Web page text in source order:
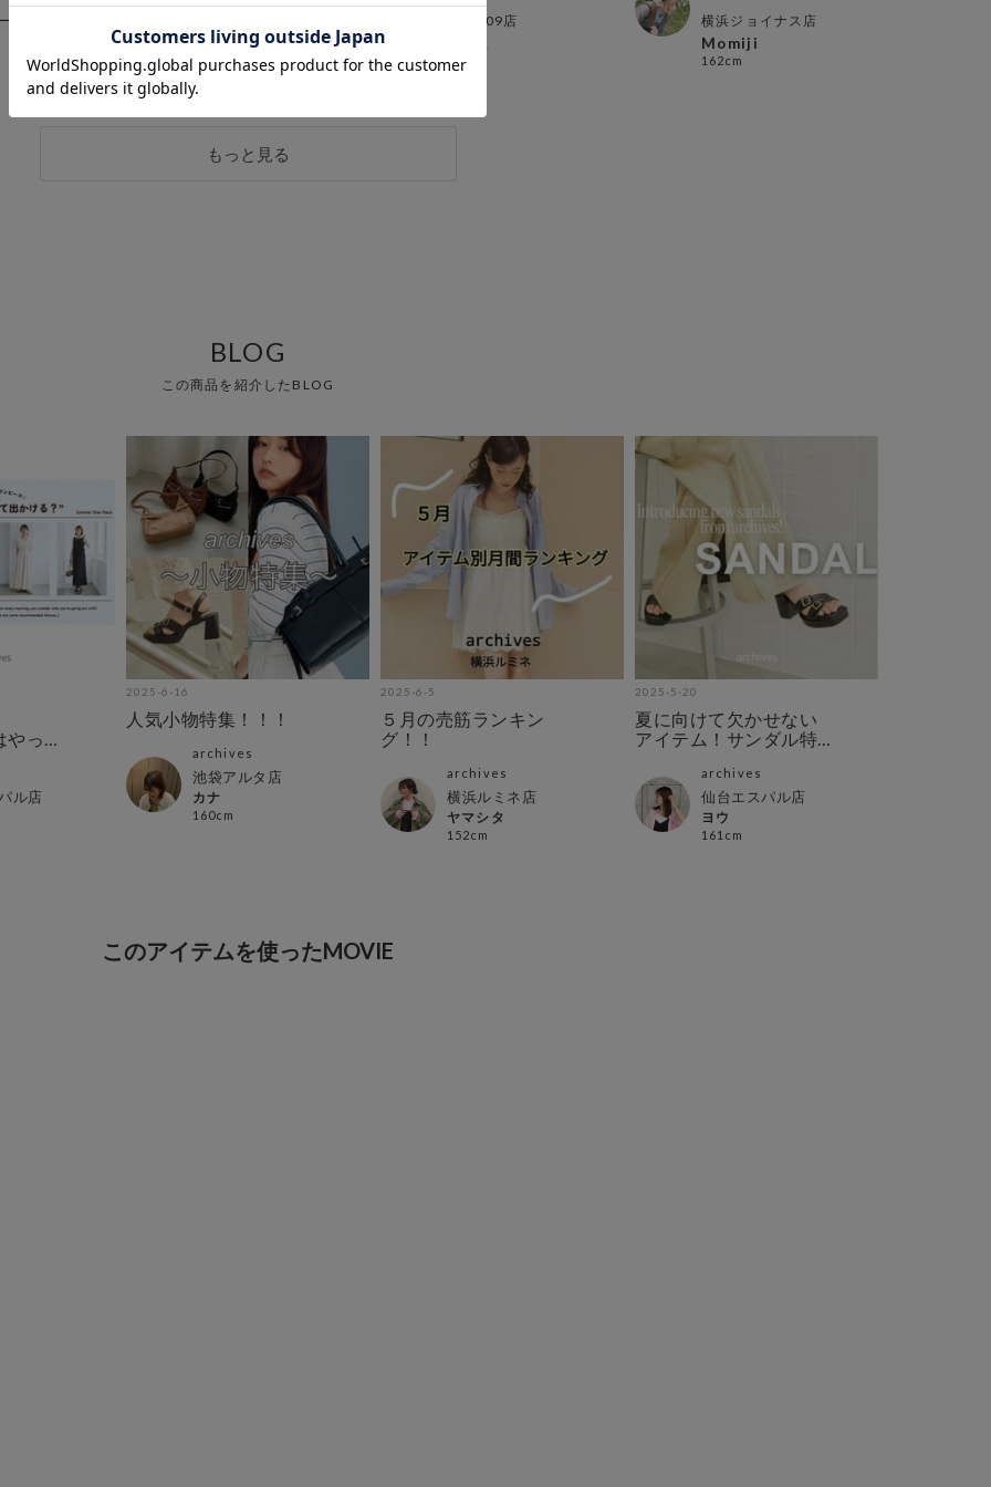
トタワーモール
misato
151cm
渋谷109店
152cm
横浜ジョイナス店
Momiji
162cm
もっと見る
BLOG
この商品を紹介したBLOG
っぱ
ル店
2025-6-16
人気小物特集！！！
archives
池袋アルタ店
カナ
160cm
2025-6-5
５月の売筋ランキン
グ！！
archives
横浜ルミネ店
ヤマシタ
152cm
2025-5-20
夏に向けて欠かせない
アイテム！サンダル特
archives
仙台エスパル店
ヨウ
161cm
このアイテムを使ったMOVIE